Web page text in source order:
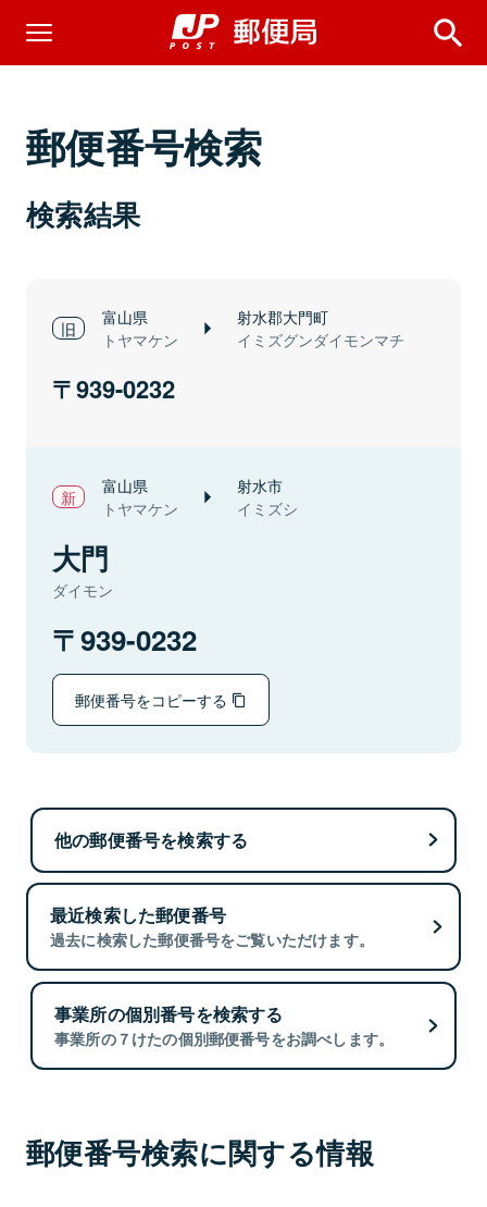
郵便番号検索
検索結果
富山県
トヤマケン
射水郡大門町
イミズグンダイモンマチ
939-0232
富山県
トヤマケン
射水市
イミズシ
大門
ダイモン
939-0232
郵便番号をコピーする
他の郵便番号を検索する
最近検索した郵便番号
過去に検索した郵便番号をご覧いただけます。
事業所の個別番号を検索する
事業所の７けたの個別郵便番号をお調べします。
郵便番号検索に関する情報